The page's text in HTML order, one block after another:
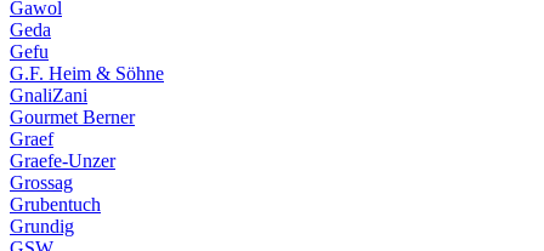
Gawol
Geda
Gefu
G.F. Heim & Söhne
GnaliZani
Gourmet Berner
Graef
Graefe-Unzer
Grossag
Grubentuch
Grundig